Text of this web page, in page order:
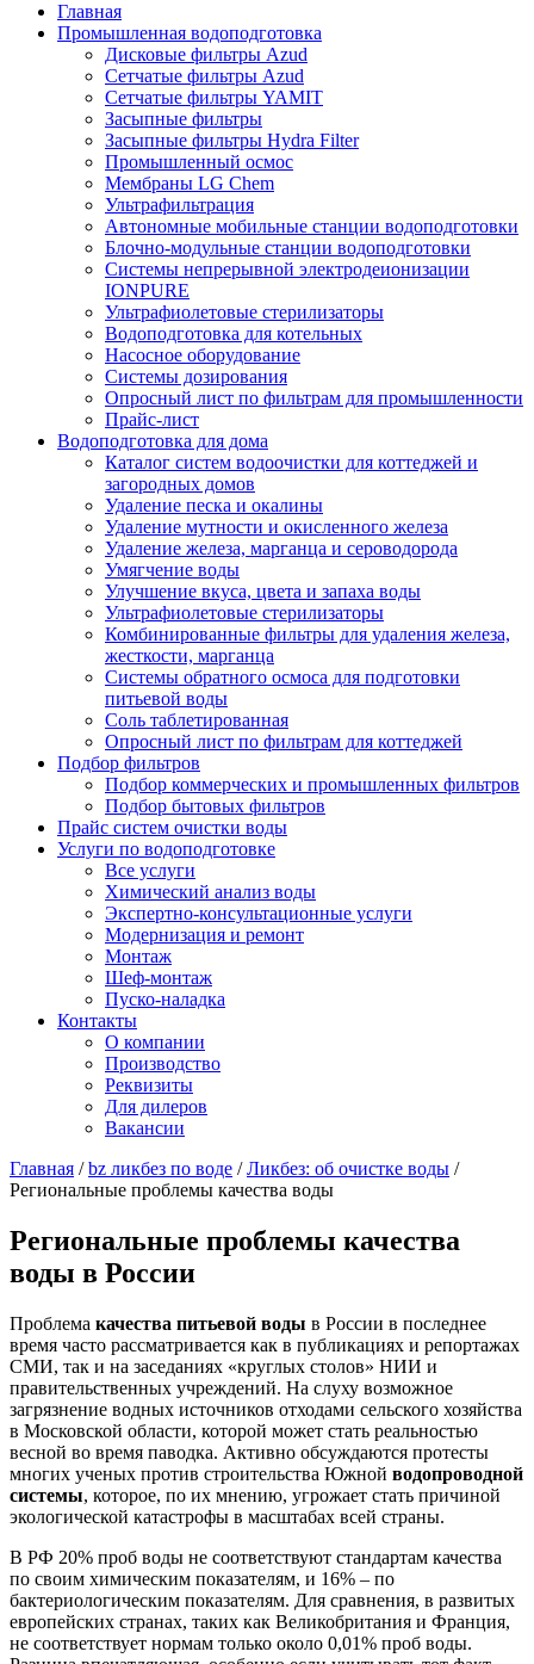
Главная
Промышленная водоподготовка
Дисковые фильтры Azud
Сетчатые фильтры Azud
Сетчатые фильтры YAMIT
Засыпные фильтры
Засыпные фильтры Hydra Filter
Промышленный осмос
Мембраны LG Chem
Ультрафильтрация
Автономные мобильные станции водоподготовки
Блочно-модульные станции водоподготовки
Системы непрерывной электродеионизации
IONPURE
Ультрафиолетовые стерилизаторы
Водоподготовка для котельных
Насосное оборудование
Системы дозирования
Опросный лист по фильтрам для промышленности
Прайс-лист
Водоподготовка для дома
Каталог систем водоочистки для коттеджей и
загородных домов
Удаление песка и окалины
Удаление мутности и окисленного железа
Удаление железа, марганца и сероводорода
Умягчение воды
Улучшение вкуса, цвета и запаха воды
Ультрафиолетовые стерилизаторы
Комбинированные фильтры для удаления железа,
жесткости, марганца
Системы обратного осмоса для подготовки
питьевой воды
Соль таблетированная
Опросный лист по фильтрам для коттеджей
Подбор фильтров
Подбор коммерческих и промышленных фильтров
Подбор бытовых фильтров
Прайс систем очистки воды
Услуги по водоподготовке
Все услуги
Химический анализ воды
Экспертно-консультационные услуги
Модернизация и ремонт
Монтаж
Шеф-монтаж
Пуско-наладка
Контакты
О компании
Производство
Реквизиты
Для дилеров
Вакансии
Главная /bz ликбез по воде /Ликбез: об очистке воды /
Региональные проблемы качества воды
Региональные проблемы качества
воды в России
Проблема качества питьевой воды в России в последнее
время часто рассматривается как в публикациях и репортажах
СМИ, так и на заседаниях «круглых столов» НИИ и
правительственных учреждений. На слуху возможное
загрязнение водных источников отходами сельского хозяйства
в Московской области, которой может стать реальностью
весной во время паводка. Активно обсуждаются протесты
многих ученых против строительства Южной водопроводной
системы, которое, по их мнению, угрожает стать причиной
экологической катастрофы в масштабах всей страны.
В РФ 20% проб воды не соответствуют стандартам качества
по своим химическим показателям, и 16% – по
бактериологическим показателям. Для сравнения, в развитых
европейских странах, таких как Великобритания и Франция,
не соответствует нормам только около 0,01% проб воды.